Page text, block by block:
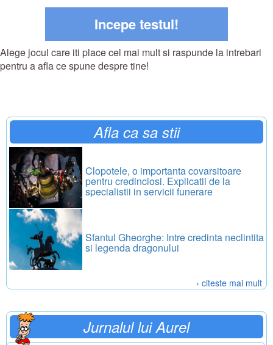
Incepe testul!
Alege jocul care iti place cel mai mult si raspunde la intrebari
pentru a afla ce spune despre tine!
Afla ca sa stii
Clopotele, o importanta covarsitoare
pentru credinciosi. Explicatii de la
specialistii in servicii funerare
Sfantul Gheorghe: Intre credinta neclintita
si legenda dragonului
› citeste mai mult
Jurnalul lui Aurel